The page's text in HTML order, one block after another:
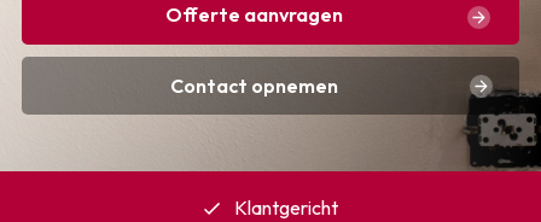
Offerte aanvragen
Contact opnemen
Klantgericht